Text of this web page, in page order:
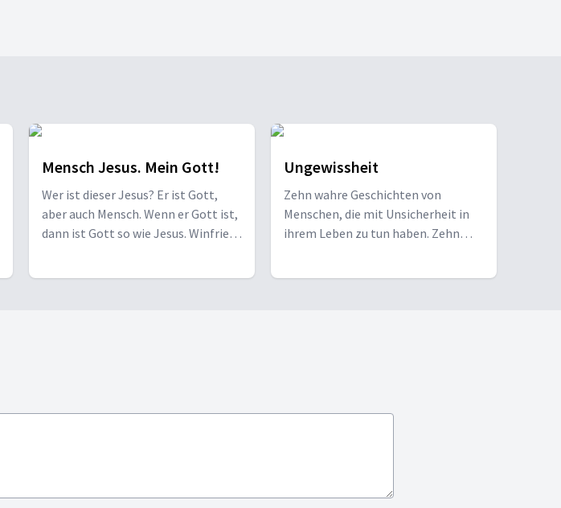
Mensch Jesus. Mein Gott!
Wer ist dieser Jesus? Er ist Gott,
aber auch Mensch. Wenn er Gott ist,
dann ist Gott so wie Jesus. Winfried
Ungewissheit
Zehn wahre Geschichten von
Menschen, die mit Unsicherheit in
ihrem Leben zu tun haben. Zehn